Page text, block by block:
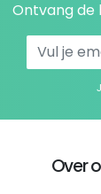
Ontvang de
Over